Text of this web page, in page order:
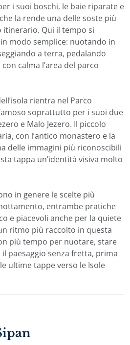
i suoi boschi, le baie riparate e
la rende una delle soste più
itinerario. Qui il tempo si
modo semplice: nuotando in
a terra, pedalando
calma l’area del parco
rientra nel Parco
soprattutto per i suoi due
e Malo Jezero. Il piccolo
con l’antico monastero e la
delle immagini più riconoscibili
tappa un’identità visiva molto
in genere le scelte più
entrambe pratiche
e piacevoli anche per la quiete
ritmo più raccolto in questa
più tempo per nuotare, stare
il paesaggio senza fretta, prima
ultime tappe verso le Isole